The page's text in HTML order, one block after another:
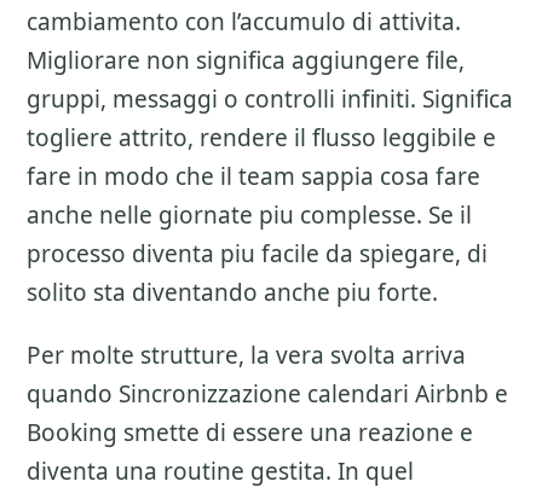
cambiamento con l’accumulo di attivita.
Migliorare non significa aggiungere file,
gruppi, messaggi o controlli infiniti. Significa
togliere attrito, rendere il flusso leggibile e
fare in modo che il team sappia cosa fare
anche nelle giornate piu complesse. Se il
processo diventa piu facile da spiegare, di
solito sta diventando anche piu forte.
Per molte strutture, la vera svolta arriva
quando Sincronizzazione calendari Airbnb e
Booking smette di essere una reazione e
diventa una routine gestita. In quel